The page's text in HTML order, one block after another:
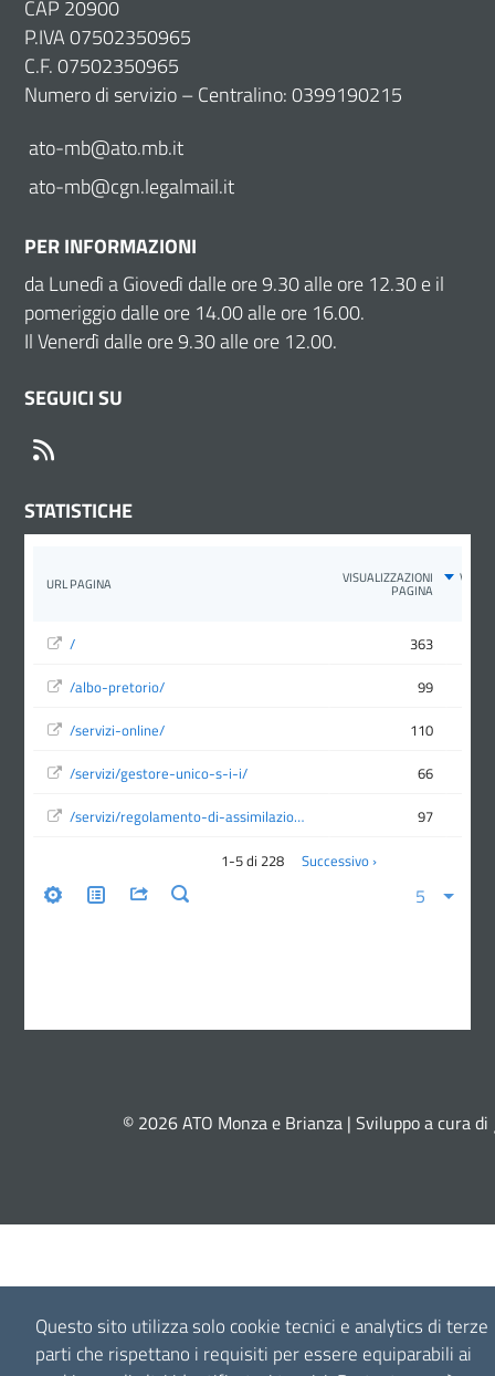
Questo sito utilizza solo cookie tecnici e analytics di terze
parti che rispettano i requisiti per essere equiparabili ai
CAP 20900
P.IVA 07502350965
C.F. 07502350965
Numero di servizio – Centralino: 0399190215
ato-mb@ato.mb.it
ato-mb@cgn.legalmail.it
PER INFORMAZIONI
da Lunedì a Giovedì dalle ore 9.30 alle ore 12.30 e il
pomeriggio dalle ore 14.00 alle ore 16.00.
Il Venerdì dalle ore 9.30 alle ore 12.00.
SEGUICI SU
STATISTICHE
© 2026 ATO Monza e Brianza | Sviluppo a cura di